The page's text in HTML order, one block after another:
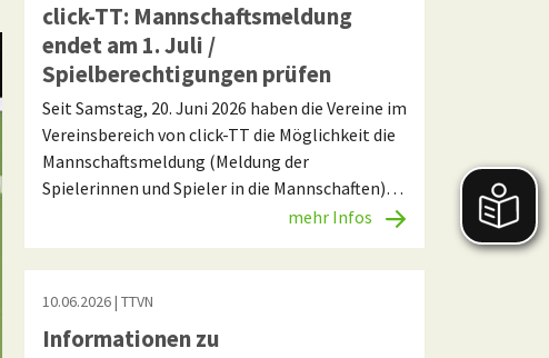
click-TT: Mannschaftsmeldung
endet am 1. Juli /
Spielberechtigungen prüfen
Seit Samstag, 20. Juni 2026 haben die Vereine im
Vereinsbereich von click-TT die Möglichkeit die
Mannschaftsmeldung (Meldung der
Spielerinnen und Spieler in die Mannschaften)…
mehr Infos
10.06.2026| TTVN
Informationen zu